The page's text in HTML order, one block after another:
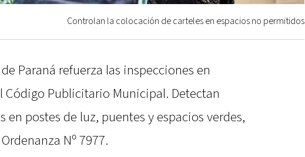
Controlan la colocación de carteles en espacios no permitidos
Paraná refuerza las inspecciones en
Publicitario Municipal. Detectan
en postes de luz, puentes y espacios verdes,
Nº 7977.